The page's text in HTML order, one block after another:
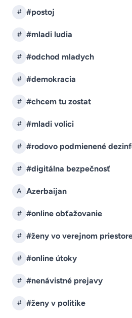
# #postoj
# #mladi ludia
# #odchod mladych
# #demokracia
# #chcem tu zostat
# #mladi volici
# #rodovo podmienené
# #digitálna bezpečnosť
A Azerbaijan
# #online obťažovanie
# #ženy vo verejnom
# #online útoky
# #nenávistné prejavy
# #ženy v politike